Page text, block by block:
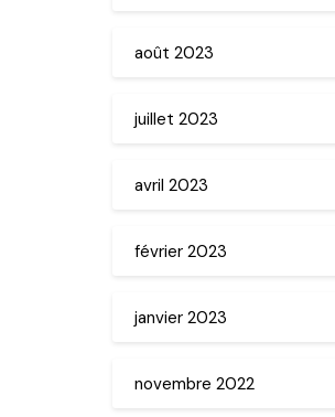
août 2023
juillet 2023
avril 2023
février 2023
janvier 2023
novembre 2022